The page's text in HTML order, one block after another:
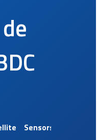
Sensors